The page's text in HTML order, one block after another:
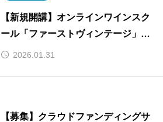
【新規開講】オンラインワインスク
ール「ファーストヴィンテージ」ス
タート
2026.01.31
【募集】クラウドファンディングサ